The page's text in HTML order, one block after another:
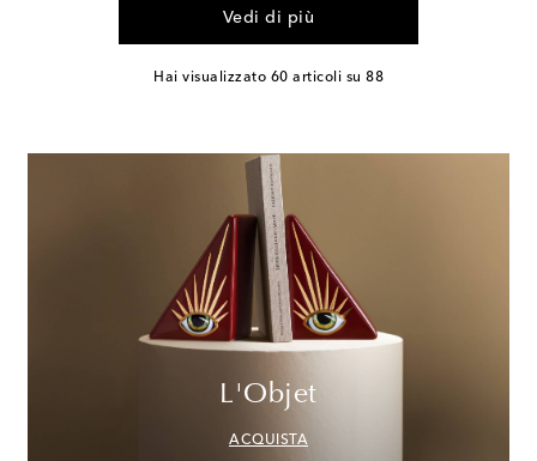
Vedi di più
Hai visualizzato 60 articoli su 88
L'Objet
ACQUISTA